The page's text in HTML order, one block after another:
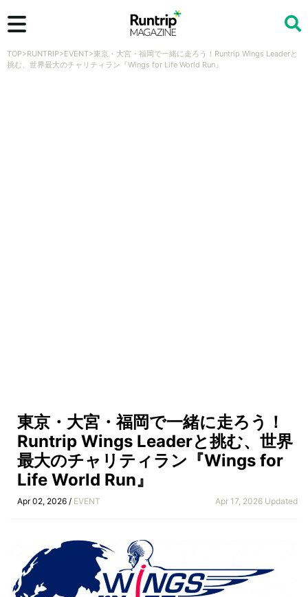
検索
TOP>RUNTRIP>EVENT>東京・大宮・福岡で一緒に走ろう！Runtrip Wings Leaderと
挑む、世界最大のチャリティラン『Wings for Life World Run』
東京・大宮・福岡で一緒に走ろう！
Runtrip Wings Leaderと挑む、世界
最大のチャリティラン『Wings for
Life World Run』
Apr 02, 2026 / EVENT Apr 17, 2026 Updated